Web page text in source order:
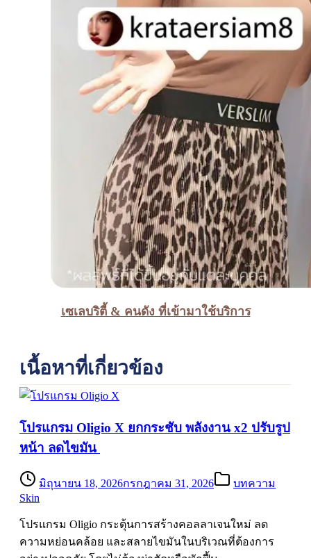
เซเลบริตี้ & คนดัง ที่เข้ามาใช้บริการ
เนื้อหาที่เกี่ยวข้อง
โปรแกรม Oligio X ยกกระชับ พลังงาน x2 ปรับรูป
หน้า ลดไขมัน
มิถุนายน 18, 2026กรกฎาคม 31, 2026
บทความ
Skin
โปรแกรม Oligio กระตุ้นการสร้างคอลลาเจนใหม่ ลด
ความหย่อนคล้อย และสลายไขมันในบริเวณที่ต้องการ